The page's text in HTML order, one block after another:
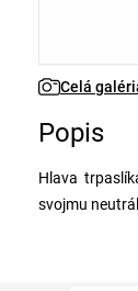
Celá
Popis
Hlava
svojmu